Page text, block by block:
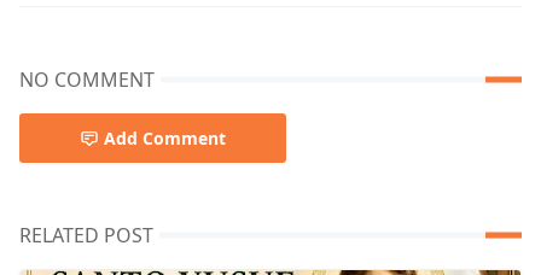
NO COMMENT
Add Comment
RELATED POST